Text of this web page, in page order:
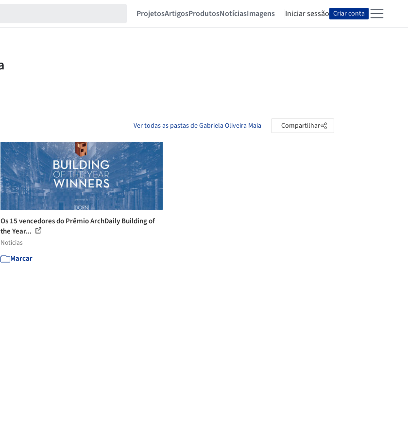
ProjetosArtigosProdutosNotíciasImagens Iniciar sessão Criar conta
Ver todas as pastas de Gabriela Oliveira Maia Compartilhar
Os 15 vencedores do Prêmio ArchDaily Building of
the Year...
Notícias
Marcar